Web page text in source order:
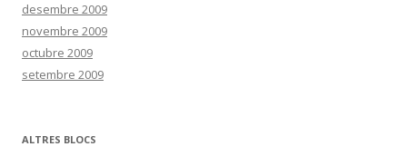
desembre 2009
novembre 2009
octubre 2009
setembre 2009
ALTRES BLOCS